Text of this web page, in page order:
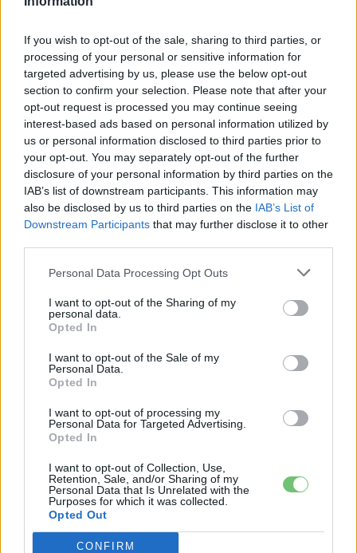
If you wish to opt-out of the sale, sharing to third parties, or
processing of your personal or sensitive information for
targeted advertising by us, please use the below opt-out
section to confirm your selection. Please note that after your
opt-out request is processed you may continue seeing
interest-based ads based on personal information utilized by
us or personal information disclosed to third parties prior to
your opt-out. You may separately opt-out of the further
disclosure of your personal information by third parties on the
IAB’s list of downstream participants. This information may
also be disclosed by us to third parties on the IAB’s List of
Downstream Participants that may further disclose it to other
Personal Data Processing Opt Outs
I want to opt-out of the Sharing of my
personal data.
Opted In
I want to opt-out of the Sale of my
Personal Data.
Opted In
I want to opt-out of processing my
Personal Data for Targeted Advertising.
Opted In
I want to opt-out of Collection, Use,
Retention, Sale, and/or Sharing of my
Personal Data that Is Unrelated with the
Purposes for which it was collected.
Opted Out
CONFIRM
foglalkoztatnak a legújabb fejlesztések az elektromosság és a
fenntarthatóság területén? Akkor jó helyen jársz!
KAPCSOLÓDÓ CIKKEK TÖBB A SZERZŐTŐL
Elektromos
autó
Porsche új vezére: jön az elektromos
718, és marad a Taycan is
Amíg Európa áramhiánytól tart, Texas
bevetett egy 500 MWh-s Tesla
Elektromos
jövőjét